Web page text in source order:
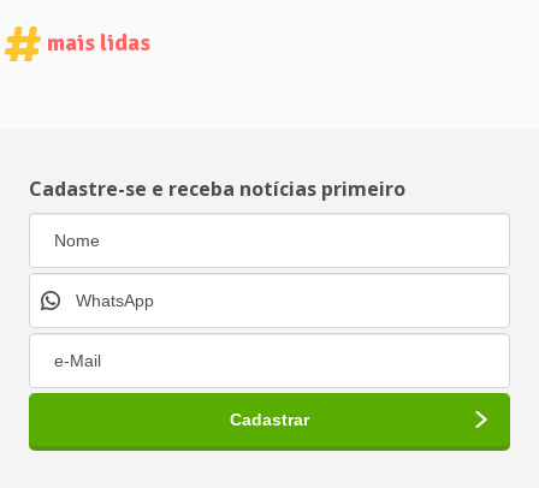
mais lidas
Cadastre-se e receba notícias primeiro